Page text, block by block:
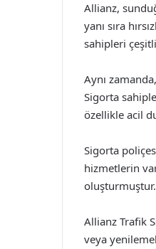
Allianz,
yanı sıra
sahipleri
Aynı
Sigorta
özellikle acil
Sigorta
hizmetlerin
Allianz Trafik
veya